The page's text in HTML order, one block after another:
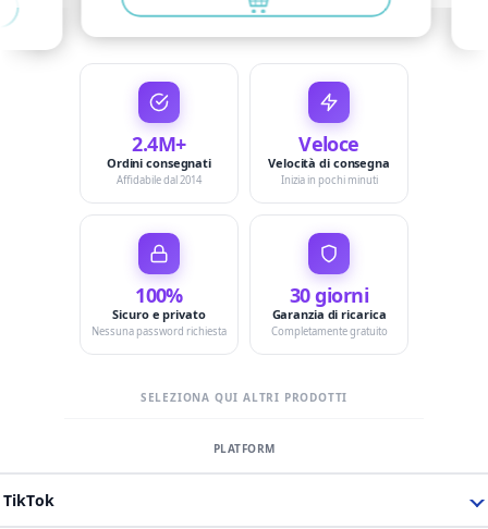
2.4M+
Ordini consegnati
Affidabile dal 2014
Veloce
Velocità di consegna
Inizia in pochi minuti
100%
Sicuro e privato
Nessuna password richiesta
30 giorni
Garanzia di ricarica
Completamente gratuito
SELEZIONA QUI ALTRI PRODOTTI
TikTok